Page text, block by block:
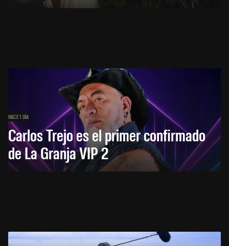
HACE 1 DÍA
Carlos Trejo es el primer confirmado
de La Granja VIP 2